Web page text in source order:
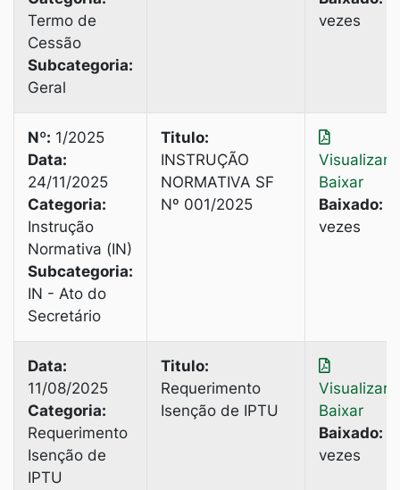
Termo de
Cessão
Subcategoria:
Geral
vezes
Nº: 1/2025
Data:
24/11/2025
Categoria:
Instrução
Normativa (IN)
Subcategoria:
IN - Ato do
Secretário
Titulo:
INSTRUÇÃO
NORMATIVA SF
Nº 001/2025
Visualizar
Baixar
Baixado:
vezes
Data:
11/08/2025
Categoria:
Requerimento
Isenção de
IPTU
Titulo:
Requerimento
Isenção de IPTU
Visualizar
Baixar
Baixado:
vezes